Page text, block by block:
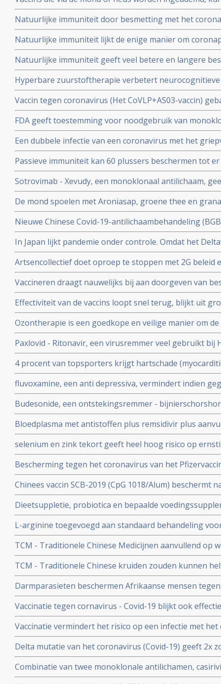
Twee mond- en neusvaccins krijgen goedkeuring in
Natuurlijke immuniteit door besmetting met het
vs 23 procent) tegen Omicron varianten BA.4 en BA.5
Natuurlijke immuniteit lijkt de enige manier om
Zweeds onderzoek ziet effectiviteit van vaccins binnen
nagenoeg geen bescherming meer.
Natuurlijke immuniteit geeft veel betere en langere
coronavirus - Covid-19 dan een vaccin dat zijn
Hyperbare zuurstoftherapie verbetert
veroorzaakt door coronabesmetting bij patienten met
Vaccin tegen coronavirus (Het CoVLP+AS03-vaccin)
stoffen geeft uitstekende bescherming tegen ziek
ziekte (78 procent)
FDA geeft toestemming voor noodgebruik van
(tixagevimab plus cilgavimab) voor preventie van
immuunziekte die niet goed reageren op de
Een dubbele infectie van een coronavirus met het
ziekte en meer ziekenhuisopnames en overlijdingen
studie.
Passieve immuniteit kan 60 plussers beschermen tot
viroloog Jaap Goudsmid
Sotrovimab - Xevudy, een monoklonaal antilichaam,
bij patienten die reeds besmet zijn. EMA gaat snel
gebruik in Europa.
De mond spoelen met Aroniasap, groene thee en
het coronavirus - Covid-19 virus en geeft 80 tot 97
doorgeven van virus.
Nieuwe Chinese Covid-19-antilichaambehandeling
Covid-19 - coronavirus is veelbelovend en
Chinese coronapatienten
In Japan lijkt pandemie onder controle. Omdat het
gemuteerd of omdat er veel ivermectine wordt
Artsencollectief doet oproep te stoppen met 2G beleid
de druk op de zorg te verminderen
Vaccineren draagt nauwelijks bij aan doorgeven van
vaccineren lijkt juist doorgeven van besmettingen en
stimuleren. Bewijst groot internationaal onderzoek in
Effectiviteit van de vaccins loopt snel terug, blijkt uit
onder 800.000 veteranen.
Ozontherapie is een goedkope en veilige manier om
virussen - de overvloedige zwavel bevattende
SARS-CoV-2 aan te pakken en te elimineren
Paxlovid - Ritonavir, een virusremmer veel gebruikt bij
ziekenhuisopname bij kwetsbare coronapatiënten met
tijd wordt ingenomen
4 procent van topsporters krijgt hartschade
na lichte klachten als na ernstige klachten blijkt uit
fluvoxamine, een anti depressiva, vermindert indien
het risico op overlijden met 90 procent door COVID-19
met de ziekte om intensieve medische zorg te krijgen
Budesonide, een ontstekingsremmer -
astmapatienten, blijkt gebruikt als neusspray effectief
coronavirus - Covid-19
Bloedplasma met antistoffen plus remsidivir plus
en aspirine moet president Donald Trump redden van
selenium en zink tekort geeft heel hoog risico op
aan het coronavirus - Covid-19. Blijkt uit nieuw
Bescherming tegen het coronavirus van het
minder. Na 5 maanden is slechts nog 47 procent
Chinees vaccin SCB-2019 (CpG 1018/Alum) beschermt
ziekenhuisopname en overlijden bij alle bekende
Covid-19 blijkt uit SPECTRA fase III studie
Dieetsuppletie, probiotica en bepaalde
of als aanvullende of alleenstaande behandeling van
coronavirus - SARS-CoV-2 - geeft interessante
studies
L-arginine toegevoegd aan standaard behandeling
ernstige ziekte door coronavirus - Covid-19 verbetert
ziekenhuisverblijf met
TCM - Traditionele Chinese Medicijnen aanvullend op
bij patienten met milde tot matige COVID-19 -
TCM - Traditionele Chinese kruiden zouden kunnen
Corona virus, zeggen Chinese onderzoekers
Darmparasieten beschermen Afrikaanse mensen
hun immuunsysteem reageert anders dan
Vaccinatie tegen cornavirus - Covid-19 blijkt ook
immuunziektes en mensen die
Vaccinatie vermindert het risico op een infectie met
immuniteit van een eerdere infectie beschermt echter
keer. Dit toont groot onderzoek aan uit Israel
Delta mutatie van het coronavirus (Covid-19) geeft 2x
vs 4 procent) op ernstige ziekte dan de Alpha mutatie.
Combinatie van twee monoklonale antilichamen,
COV) kan ernstig zieke Covid-19 patienten die zelf